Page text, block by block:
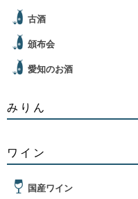
古酒
頒布会
愛知のお酒
みりん
ワイン
国産ワイン